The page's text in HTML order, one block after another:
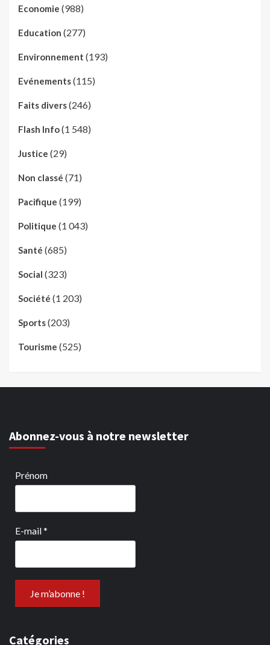
Economie (988)
Education (277)
Environnement (193)
Evénements(115)
Faits divers(246)
Flash Info(1 548)
Justice (29)
Non classé (71)
Pacifique (199)
Politique (1 043)
Santé (685)
Social (323)
Société (1 203)
Sports(203)
Tourisme (525)
Abonnez-vous à notre newsletter
Prénom
E-mail*
Catégories